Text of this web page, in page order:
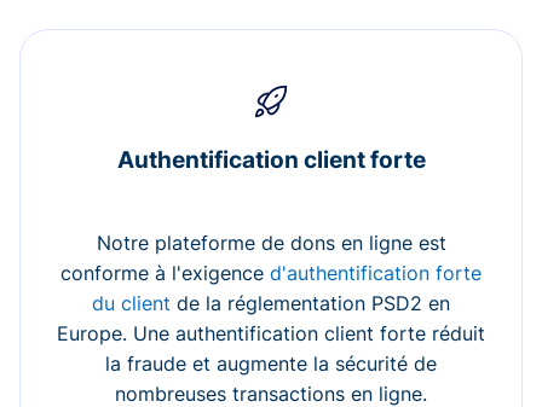
Authentification client forte
Notre plateforme de dons en ligne est
conforme à l'exigence d'authentification forte
du client de la réglementation PSD2 en
Europe. Une authentification client forte réduit
la fraude et augmente la sécurité de
nombreuses transactions en ligne.